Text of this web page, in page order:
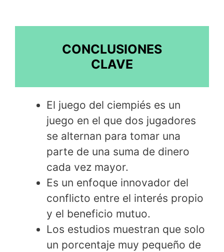
CONCLUSIONES
CLAVE
El juego del ciempiés es un
juego en el que dos jugadores
se alternan para tomar una
parte de una suma de dinero
cada vez mayor.
Es un enfoque innovador del
conflicto entre el interés propio
y el beneficio mutuo.
Los estudios muestran que solo
un porcentaje muy pequeño de